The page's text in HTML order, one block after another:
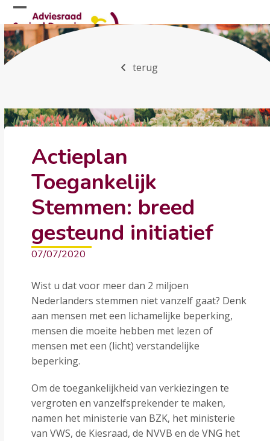
Skip
to
content
Open
mobile
menu
Close
mobile
menu
terug
Actieplan
Toegankelijk
Stemmen: breed
gesteund initiatief
07/07/2020
Wist u dat voor meer dan 2 miljoen
Nederlanders stemmen niet vanzelf gaat? Denk
aan mensen met een lichamelijke beperking,
mensen die moeite hebben met lezen of
mensen met een (licht) verstandelijke
beperking.
Om de toegankelijkheid van verkiezingen te
vergroten en vanzelfsprekender te maken,
namen het ministerie van BZK, het ministerie
van VWS, de Kiesraad, de NVVB en de VNG het